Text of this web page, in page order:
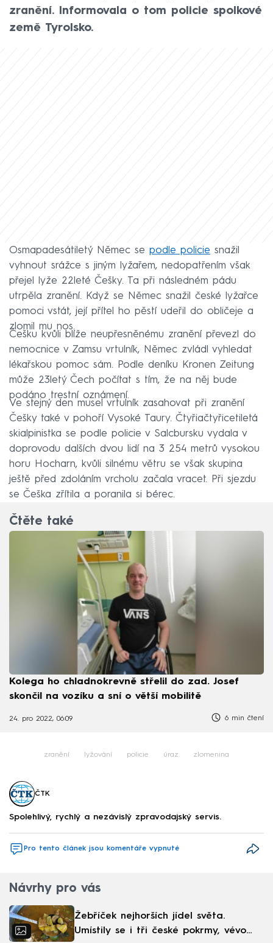
zranění. Informovala o tom policie spolkové
země Tyrolsko.
Osmapadesátiletý Němec se podle policie snažil
vyhnout srážce s jiným lyžařem, nedopatřením však
přejel lyže 22leté Češky. Ta při následném pádu
utrpěla zranění. Když se Němec snažil české lyžařce
pomoci vstát, její přítel ho pěstí udeřil do obličeje a
zlomil mu nos.
Češku kvůli blíže neupřesněnému zranění převezl do
nemocnice v Zamsu vrtulník, Němec zvládl vyhledat
lékařskou pomoc sám. Podle deníku Kronen Zeitung
může 23letý Čech počítat s tím, že na něj bude
podáno trestní oznámení.
Ve stejný den musel vrtulník zasahovat při zranění
Češky také v pohoří Vysoké Taury. Čtyřiačtyřicetiletá
skialpinistka se podle policie v Salcbursku vydala v
doprovodu dalších dvou lidí na 3 254 metrů vysokou
horu Hocharn, kvůli silnému větru se však skupina
ještě před zdoláním vrcholu začala vracet. Při sjezdu
se Češka zřítila a poranila si bérec.
Čtěte také
Kolega ho chladnokrevně střelil do zad. Josef
skončil na vozíku a sní o větší mobilitě
24. pro 2022, 06:09 6 min čtení
zranění lyžování policie úraz zlomenina
ČTK
Spolehlivý, rychlý a nezávislý zpravodajský servis.
Pro tento článek jsou komentáře vypnuté
Návrhy pro vás
Žebříček nejhorších jídel světa.
Umístily se i tři české pokrmy, vévodí